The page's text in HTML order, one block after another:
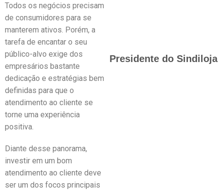
Todos os negócios precisam
de consumidores para se
manterem ativos. Porém, a
tarefa de encantar o seu
público-alvo exige dos
empresários bastante
dedicação e estratégias bem
definidas para que o
atendimento ao cliente se
torne uma experiência
positiva.
Diante desse panorama,
investir em um bom
atendimento ao cliente deve
ser um dos focos principais
Presidente do